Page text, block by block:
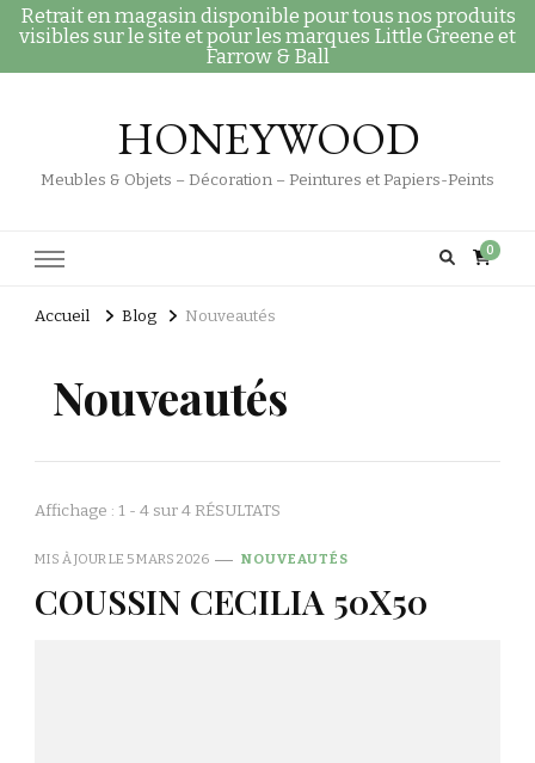
Retrait en magasin disponible pour tous nos produits
visibles sur le site et pour les marques Little Greene et
Farrow & Ball
HONEYWOOD
Meubles & Objets – Décoration – Peintures et Papiers-Peints
0
Accueil Blog Nouveautés
Nouveautés
Affichage : 1 - 4 sur 4 RÉSULTATS
MIS À JOUR LE 5 MARS 2026 NOUVEAUTÉS
COUSSIN CECILIA 50X50